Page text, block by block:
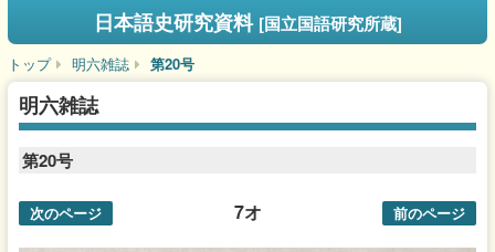
日本語史研究資料 [国立国語研究所蔵]
トップ 明六雑誌 第20号
明六雑誌
第20号
7オ
次のページ 前のページ